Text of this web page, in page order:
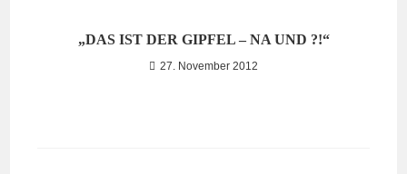
„DAS IST DER GIPFEL – NA UND ?!“
27. November 2012